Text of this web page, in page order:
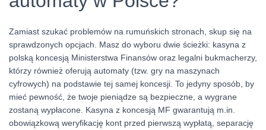
Zamiast szukać problemów na rumuńskich stronach, skup się na
sprawdzonych opcjach. Masz do wyboru dwie ścieżki: kasyna z
polską koncesją Ministerstwa Finansów oraz legalni bukmacherzy,
którzy również oferują automaty (tzw. gry na maszynach
cyfrowych) na podstawie tej samej koncesji. To jedyny sposób, by
mieć pewność, że twoje pieniądze są bezpieczne, a wygrane
zostaną wypłacone. Kasyna z koncesją MF gwarantują m.in.
obowiązkową weryfikację kont przed pierwszą wypłatą, separację